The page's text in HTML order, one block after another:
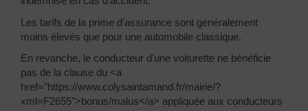
Les tarifs de la prime d'assurance sont généralement
moins élevés que pour une automobile classique.
En revanche, le conducteur d'une voiturette ne bénéficie
pas de la clause du <a
href="https://www.colysaintamand.fr/mairie/?
xml=F2655">bonus/malus</a> appliquée aux conducteurs